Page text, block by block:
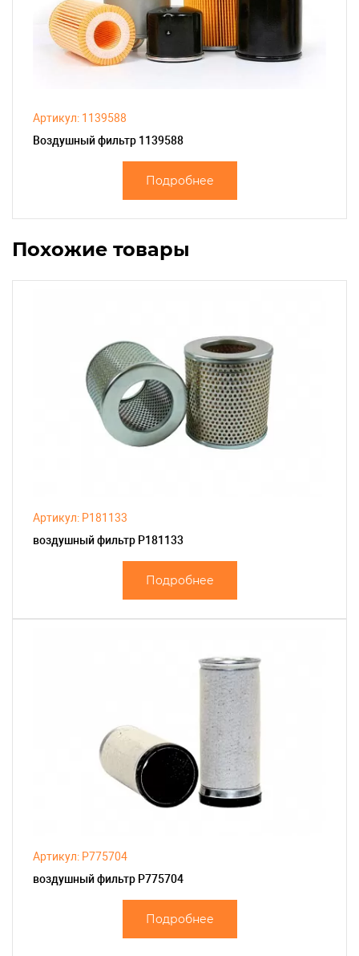
Артикул: 1139588
Воздушный фильтр 1139588
Подробнее
Похожие товары
Артикул: P181133
воздушный фильтр P181133
Подробнее
Артикул: P775704
воздушный фильтр P775704
Подробнее